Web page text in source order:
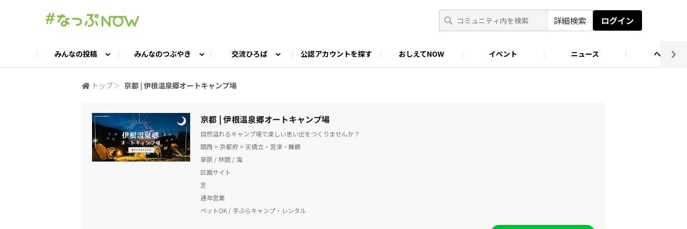
詳細検索 ログイン
みんなの投稿
みんなの投稿
みんなのつぶやき
みんなのつぶやき
交流ひろば
女子キャン集まれ！
キャンプギア語ろう会 キャンプ飯LABO ゆるっと釣り部
公認アカウントを探す おしえてNOW イベント ニュース ヘルプ
お問い合わせ
トップ＞ 京都 | 伊根温泉郷オートキャンプ場
京都 | 伊根温泉郷オートキャンプ場
自然溢れるキャンプ場で楽しい思い出をつくりませんか？
関西 > 京都府 > 天橋立・宮津・舞鶴
草原 / 林間 / 海
区画サイト
芝
通年営業
ペットOK / 手ぶらキャンプ・レンタル